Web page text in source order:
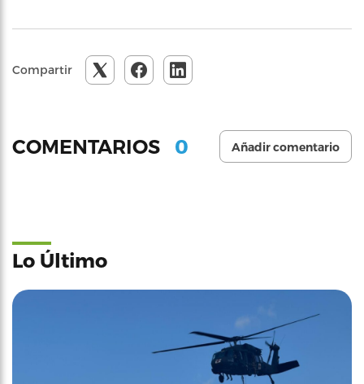
Compartir
COMENTARIOS 0 Añadir comentario
Lo Último